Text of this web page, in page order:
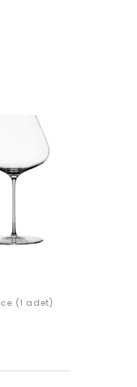
(1 adet)